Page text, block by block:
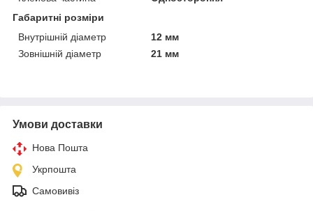
Габаритні розміри
Внутрішній діаметр
12 мм
Зовнішній діаметр
21 мм
Умови доставки
Нова Пошта
Укрпошта
Самовивіз